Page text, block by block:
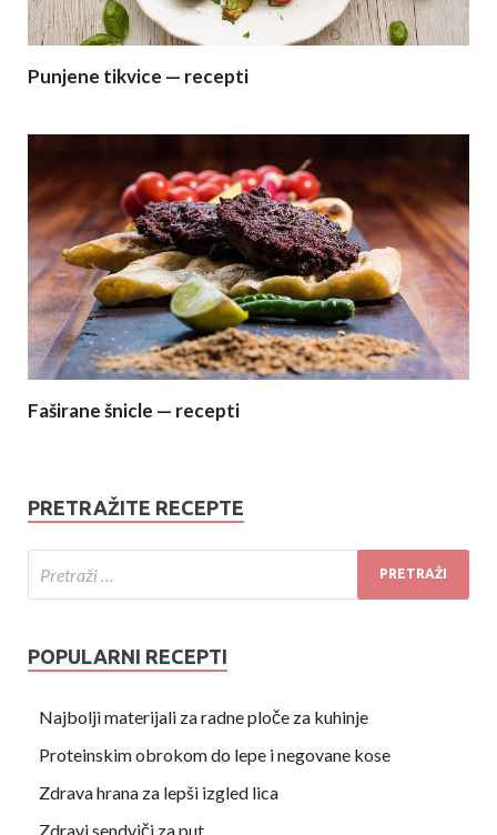
Punjene tikvice — recepti
Faširane šnicle — recepti
PRETRAŽITE RECEPTE
POPULARNI RECEPTI
Najbolji materijali za radne ploče za kuhinje
Proteinskim obrokom do lepe i negovane kose
Zdrava hrana za lepši izgled lica
Zdravi sendviči za put